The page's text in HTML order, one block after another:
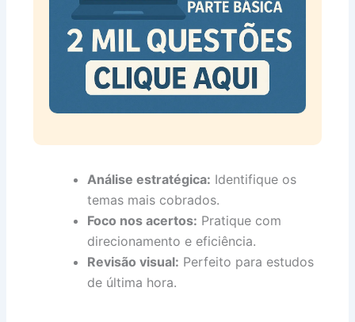
Análise estratégica: Identifique os
temas mais cobrados.
Foco nos acertos: Pratique com
direcionamento e eficiência.
Revisão visual: Perfeito para estudos
de última hora.